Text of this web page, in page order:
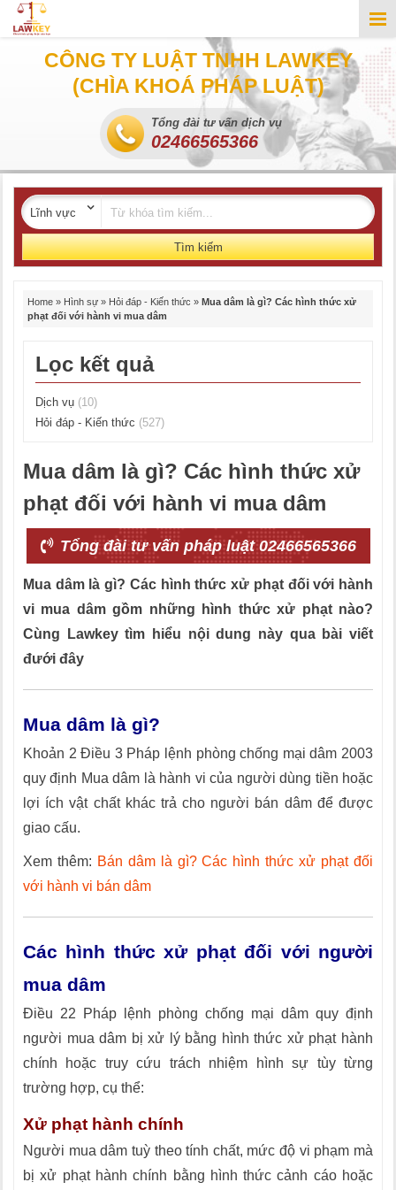
CÔNG TY LUẬT TNHH LAWKEY
(CHÌA KHOÁ PHÁP LUẬT)
Tổng đài tư vấn dịch vụ
02466565366
Tìm kiếm
Home » Hình sự » Hỏi đáp - Kiến thức » Mua dâm là gì? Các hình thức xử
phạt đối với hành vi mua dâm
Lọc kết quả
Dịch vụ (10)
Hỏi đáp - Kiến thức (527)
Mua dâm là gì? Các hình thức xử
phạt đối với hành vi mua dâm
Tổng đài tư vấn pháp luật 02466565366
Mua dâm là gì? Các hình thức xử phạt đối với hành
vi mua dâm gồm những hình thức xử phạt nào?
Cùng Lawkey tìm hiểu nội dung này qua bài viết
đưới đây
Mua dâm là gì?
Khoản 2 Điều 3 Pháp lệnh phòng chống mại dâm 2003
quy định Mua dâm là hành vi của người dùng tiền hoặc
lợi ích vật chất khác trả cho người bán dâm để được
giao cấu.
Xem thêm: Bán dâm là gì? Các hình thức xử phạt đối
với hành vi bán dâm
Các hình thức xử phạt đối với người
mua dâm
Điều 22 Pháp lệnh phòng chống mại dâm quy định
người mua dâm bị xử lý bằng hình thức xử phạt hành
chính hoặc truy cứu trách nhiệm hình sự tùy từng
trường hợp, cụ thể:
Xử phạt hành chính
Người mua dâm tuỳ theo tính chất, mức độ vi phạm mà
bị xử phạt hành chính bằng hình thức cảnh cáo hoặc